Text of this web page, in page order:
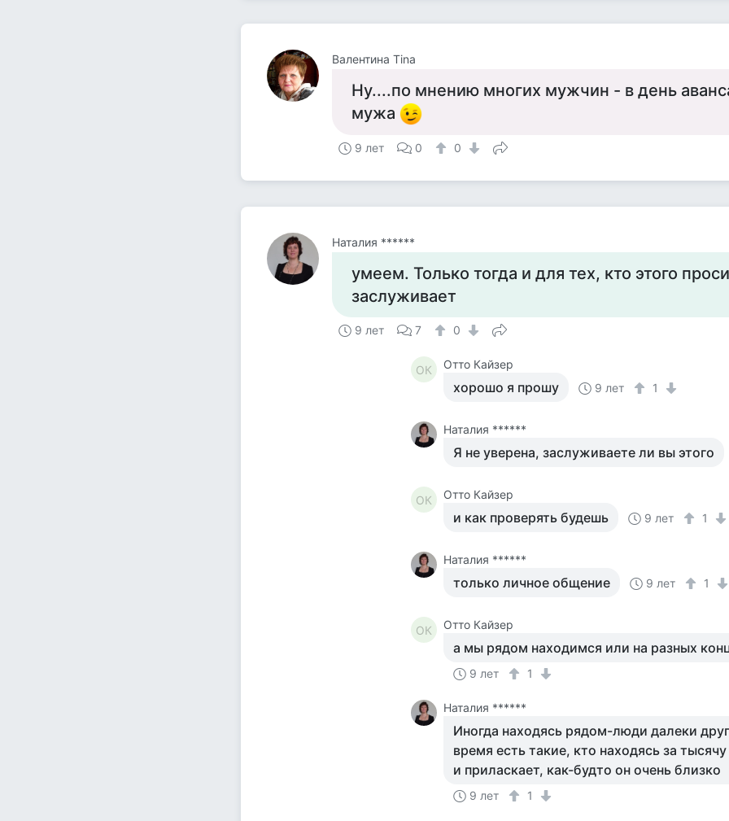
Валентина Tina
Ну....по мнению многих мужчин - в день
мужа
9 лет 0 0
Наталия ******
умеем. Только тогда и для тех, кто этого
заслуживает
9 лет 7 0
ОК Отто Кайзер
хорошо я прошу 9 лет 1
Наталия ******
Я не уверена, заслуживаете ли вы этого
ОК Отто Кайзер
и как проверять будешь 9 лет 1
Наталия ******
только личное общение 9 лет 1
ОК Отто Кайзер
а мы рядом находимся или на разных
9 лет 1
Наталия ******
Иногда находясь рядом-люди далеки
время есть такие, кто находясь за
и приласкает, как-будто он очень близко
9 лет 1